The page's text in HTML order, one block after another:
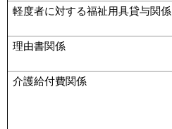
軽度者に対する福祉用具貸与関係
理由書関係
介護給付費関係